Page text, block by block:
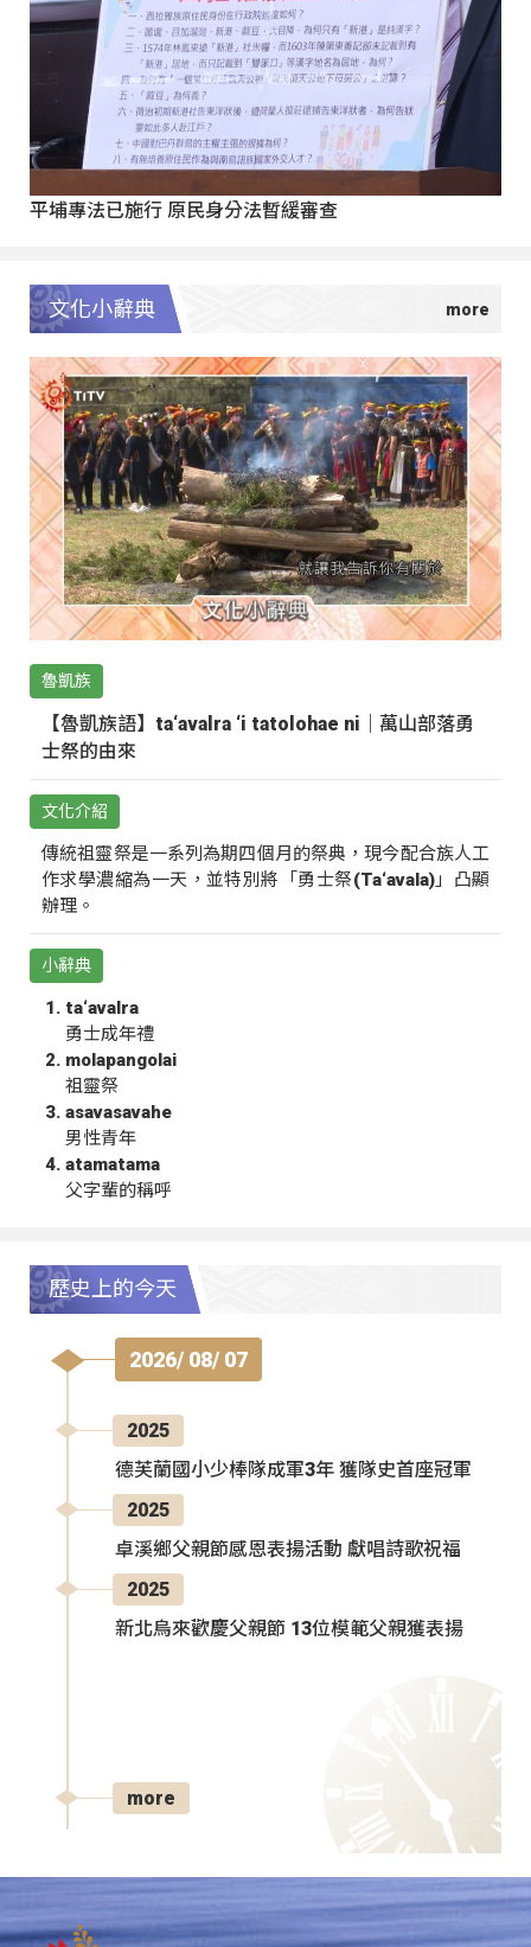
平埔專法已施行 原民身分法暫緩審查
文化小辭典
魯凱族
【魯凱族語】ta‘avalra ‘i tatolohae ni｜萬山部落勇
士祭的由來
文化介紹
傳統祖靈祭是一系列為期四個月的祭典，現今配合族人工
作求學濃縮為一天，並特別將「勇士祭(Ta‘avala)」凸顯
辦理。
小辭典
ta‘avalra
勇士成年禮
molapangolai
祖靈祭
asavasavahe
男性青年
atamatama
父字輩的稱呼
歷史上的今天
2026/ 08/ 07
2025
德芙蘭國小少棒隊成軍3年 獲隊史首座冠軍
2025
卓溪鄉父親節感恩表揚活動 獻唱詩歌祝福
2025
新北烏來歡慶父親節 13位模範父親獲表揚
more